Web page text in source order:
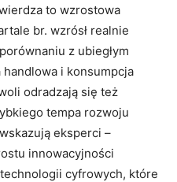
to wzrostowa
br. wzrósł realnie
z ubiegłym
handlowa i konsumpcja
odradzają się też
tempa rozwoju
eksperci –
innowacyjności
cyfrowych, które